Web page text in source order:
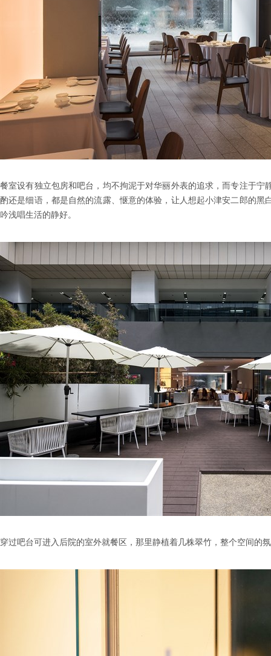
餐室设有独立包房和吧台，均不拘泥于对华丽外表的追求，而专注于宁
酌还是细语，都是自然的流露、惬意的体验，让人想起小津安二郎的黑
吟浅唱生活的静好。
穿过吧台可进入后院的室外就餐区，那里静植着几株翠竹，整个空间的